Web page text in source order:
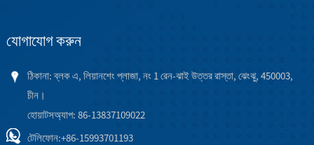
যোগাযোগ করুন
ঠিকানা: ব্লক এ, লিয়ানশেং প্লাজা, নং 1 রেন-ঝাই উত্তর রাস্তা, ঝেংঝু, 450003,
চীন।
হোয়াটসঅ্যাপ: 86-13837109022
টেলিফোন:+86-15993701193